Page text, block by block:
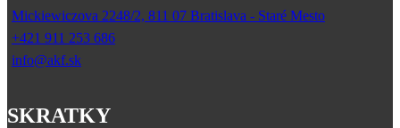
Mickiewiczova 2248/2, 811 07 Bratislava - Staré Mesto
+421 911 253 686
info@akf.sk
SKRATKY